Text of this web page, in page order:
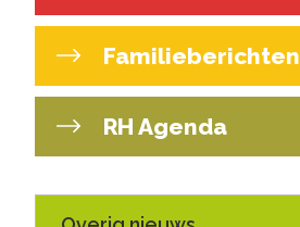
Familieberichten
RH Agenda